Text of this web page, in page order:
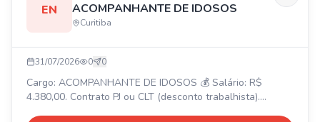
EN ACOMPANHANTE DE IDOSOS
Curitiba
31/07/2026 0 0
Cargo: ACOMPANHANTE DE IDOSOS 💰 Salário: R$
4.380,00. Contrato PJ ou CLT (desconto trabalhista).